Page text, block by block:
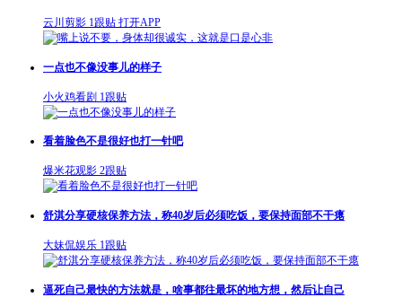
云川剪影 1跟贴 打开APP
一点也不像没事儿的样子
小火鸡看剧 1跟贴
看着脸色不是很好也打一针吧
爆米花观影 2跟贴
舒淇分享硬核保养方法，称40岁后必须吃饭，要保持面部不干瘪
大妹侃娱乐 1跟贴
逼死自己最快的方法就是，啥事都往最坏的地方想，然后让自己